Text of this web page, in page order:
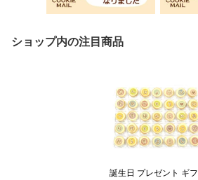
ショップ内の注目商品
誕生日 プレゼント ギフ